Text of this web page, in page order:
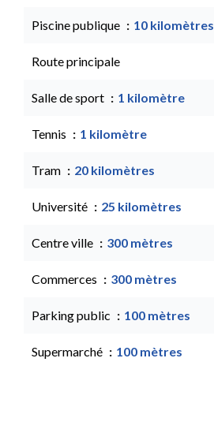
Piscine publique 10 kilomètres
Route principale
Salle de sport 1 kilomètre
Tennis 1 kilomètre
Tram 20 kilomètres
Université 25 kilomètres
Centre ville 300 mètres
Commerces 300 mètres
Parking public 100 mètres
Supermarché 100 mètres